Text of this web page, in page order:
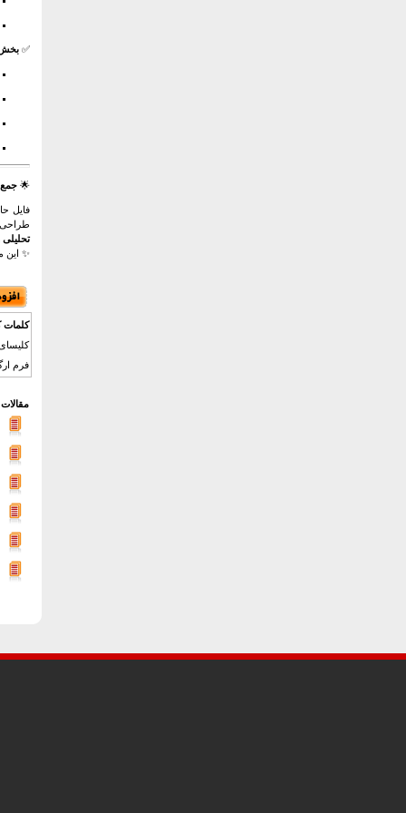
✅ بخش
🌟
فایل
✨
کلمات
فرم